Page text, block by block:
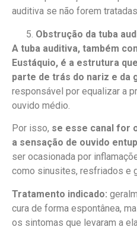
auditiva se não forem
Obstrução da tuba
A tuba auditiva, também
Eustáquio, é a estrutura
parte de trás do nariz e da
responsável por equalizar a
ouvido médio.
Por isso, se esse canal for
a sensação de ouvido
ser ocasionada por
como sinusites, resfriados e
Tratamento indicado:
cura de forma espontânea,
os sintomas que levaram a